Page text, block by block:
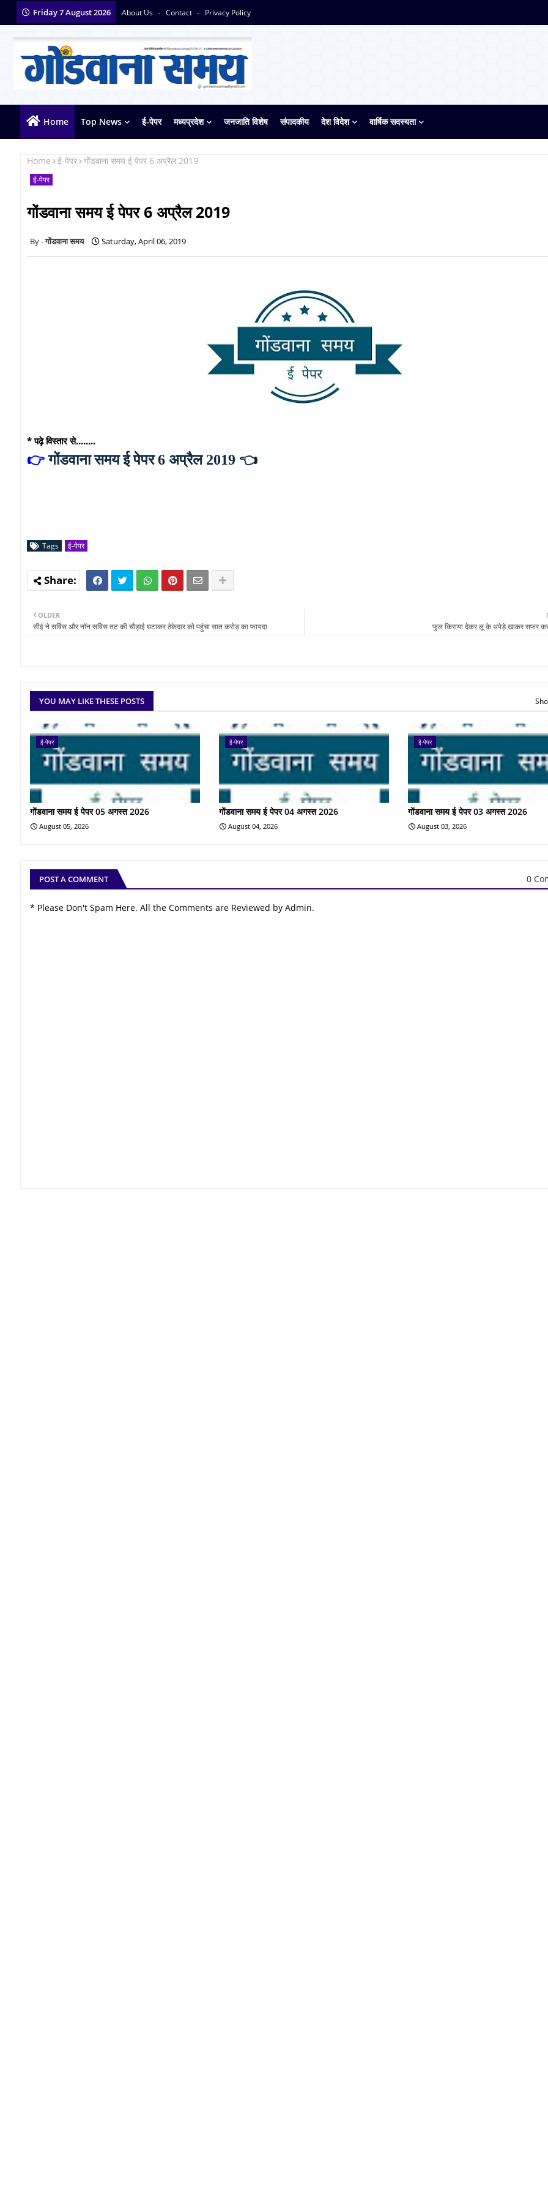
Friday 7 August 2026 About Us Contact Privacy Policy
Home Top News ई-पेपर मध्यप्रदेश जनजाति विशेष संपादकीय देश विदेश वार्षिक सदस्यता
Home ई-पेपर गोंडवाना समय ई पेपर 6 अप्रैल 2019
ई-पेपर
गोंडवाना समय ई पेपर 6 अप्रैल 2019
गोंडवाना समय Saturday, April 06, 2019
* पढ़े विस्तार से........
👉 गोंडवाना समय ई पेपर 6 अप्रैल 2019 👈
Tags ई-पेपर
फुल किराया देकर लू के थपेड़े खाकर सफर कर
OLDER
सीई ने सर्विस और नॉन सर्विस तट की चौड़ाई घटाकर ठेकेदार को पहुंचा सात करोड़ का फायदा
YOU MAY LIKE THESE POSTS
ई-पेपर
गोंडवाना समय ई पेपर 05 अगस्त 2026
August 05, 2026
ई-पेपर
गोंडवाना समय ई पेपर 04 अगस्त 2026
August 04, 2026
ई-पेपर
गोंडवाना समय ई पेपर 03 अगस्त 2026
August 03, 2026
POST A COMMENT 0
* Please Don't Spam Here. All the Comments are Reviewed by Admin.